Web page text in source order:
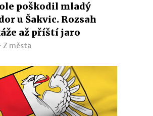
poškodil mladý
u Šakvic. Rozsah
až příští jaro
Z města